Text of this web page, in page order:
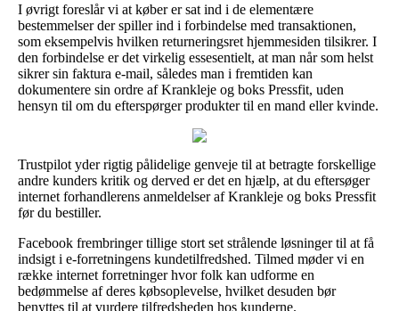
I øvrigt foreslår vi at køber er sat ind i de elementære
bestemmelser der spiller ind i forbindelse med transaktionen,
som eksempelvis hvilken returneringsret hjemmesiden tilsikrer. I
den forbindelse er det virkelig essesentielt, at man når som helst
sikrer sin faktura e-mail, således man i fremtiden kan
dokumentere sin ordre af Krankleje og boks Pressfit, uden
hensyn til om du efterspørger produkter til en mand eller kvinde.
Trustpilot yder rigtig pålidelige genveje til at betragte forskellige
andre kunders kritik og derved er det en hjælp, at du eftersøger
internet forhandlerens anmeldelser af Krankleje og boks Pressfit
før du bestiller.
Facebook frembringer tillige stort set strålende løsninger til at få
indsigt i e-forretningens kundetilfredshed. Tilmed møder vi en
række internet forretninger hvor folk kan udforme en
bedømmelse af deres købsoplevelse, hvilket desuden bør
benyttes til at vurdere tilfredsheden hos kunderne.